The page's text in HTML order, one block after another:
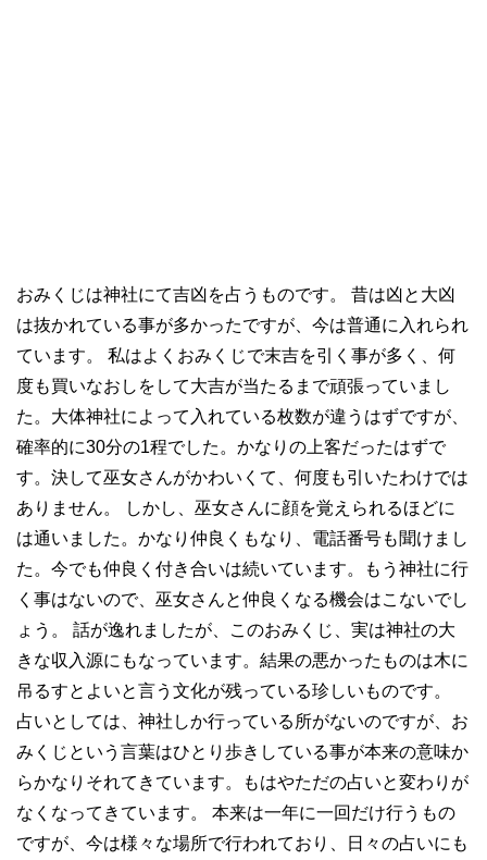
おみくじは神社にて吉凶を占うものです。 昔は凶と大凶
は抜かれている事が多かったですが、今は普通に入れられ
ています。 私はよくおみくじで末吉を引く事が多く、何
度も買いなおしをして大吉が当たるまで頑張っていまし
た。大体神社によって入れている枚数が違うはずですが、
確率的に30分の1程でした。かなりの上客だったはずで
す。決して巫女さんがかわいくて、何度も引いたわけでは
ありません。 しかし、巫女さんに顔を覚えられるほどに
は通いました。かなり仲良くもなり、電話番号も聞けまし
た。今でも仲良く付き合いは続いています。もう神社に行
く事はないので、巫女さんと仲良くなる機会はこないでし
ょう。 話が逸れましたが、このおみくじ、実は神社の大
きな収入源にもなっています。結果の悪かったものは木に
吊るすとよいと言う文化が残っている珍しいものです。
占いとしては、神社しか行っている所がないのですが、お
みくじという言葉はひとり歩きしている事が本来の意味か
らかなりそれてきています。もはやただの占いと変わりが
なくなってきています。 本来は一年に一回だけ行うもの
ですが、今は様々な場所で行われており、日々の占いにも